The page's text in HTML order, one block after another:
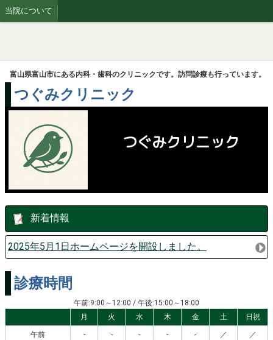
当院について
富山県富山市にある内科・歯科のクリニックです。訪問診療も行っています。
つぐみクリニック
つぐみクリニック
新着情報
2025年5月1日ホームページを開設しました。
診療時間
午前:9:00～12:00 / 午後:15:00～18:00
月
火 水 木 金 土 日祝
午前 - - - - - ／ ／